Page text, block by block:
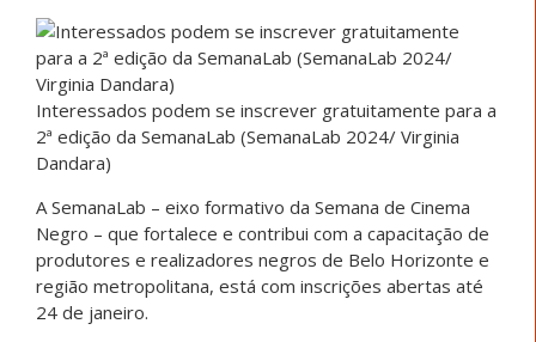
Interessados podem se inscrever gratuitamente para a
2ª edição da SemanaLab (SemanaLab 2024/ Virginia
Dandara)
A SemanaLab – eixo formativo da Semana de Cinema
Negro – que fortalece e contribui com a capacitação de
produtores e realizadores negros de Belo Horizonte e
região metropolitana, está com inscrições abertas até
24 de janeiro.